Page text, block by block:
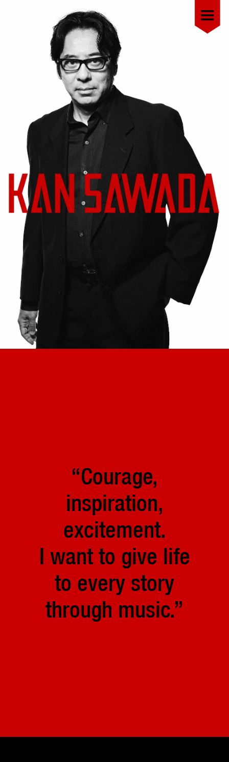
“Courage,
inspiration,
excitement.
I want to give life
to every story
through music.”